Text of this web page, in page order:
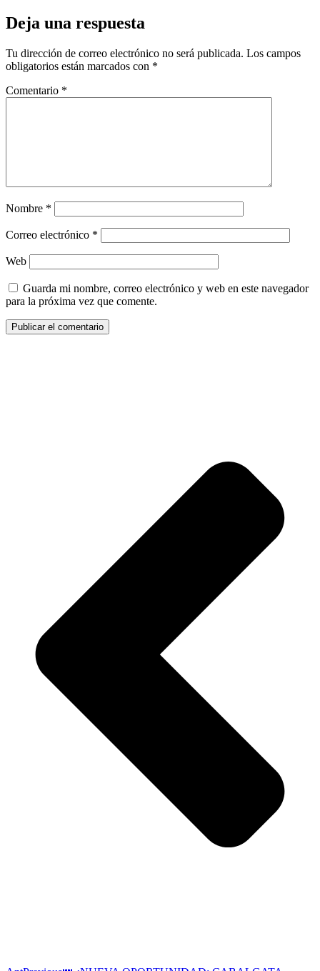
Deja una respuesta
Tu dirección de correo electrónico no será publicada. Los campos
obligatorios están marcados con *
Comentario *
Nombre *
Correo electrónico *
Web
Guarda mi nombre, correo electrónico y web en este navegador
para la próxima vez que comente.